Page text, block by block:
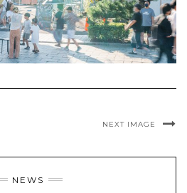
NEXT IMAGE
NEWS